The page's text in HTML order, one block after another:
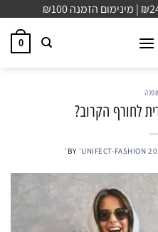
0
לחורף הקרוב?
BY 'UNIFECT-FASHION'